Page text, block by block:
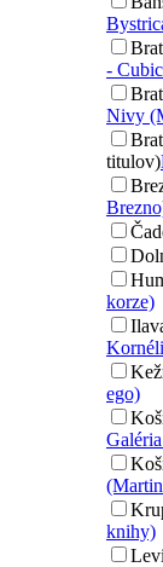
-
Nivy
titulov)
korze)
ego)
knihy)